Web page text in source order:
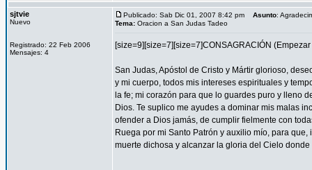
sjtvie
Nuevo
Registrado: 22 Feb 2006
Mensajes: 4
Publicado: Sab Dic 01, 2007 8:42 pm Asunto:
Tema: Oracion a San Judas Tadeo
[size=9][size=7][size=7]CONSAGRACIÓN
San Judas, Apóstol de Cristo y Mártir glorioso,
y mi cuerpo, todos mis intereses espirituales y
la fe; mi corazón para que lo guardes puro y lleno
Dios. Te suplico me ayudes a dominar mis malas
ofender a Dios jamás, de cumplir fielmente con
Ruega por mi Santo Patrón y auxilio mío, para
muerte dichosa y alcanzar la gloria del Cielo